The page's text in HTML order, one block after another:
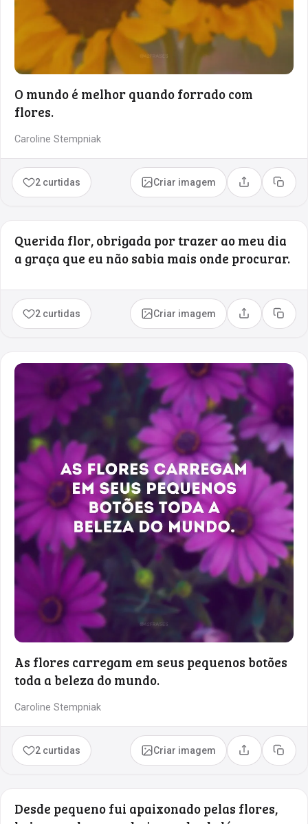
O mundo é melhor quando forrado com
flores.
Caroline Stempniak
2 curtidas Criar imagem Compartilhar
Copiar
Querida flor, obrigada por trazer ao meu dia
a graça que eu não sabia mais onde procurar.
2 curtidas Criar imagem Compartilhar
Copiar
As flores carregam em seus pequenos botões
toda a beleza do mundo.
Caroline Stempniak
2 curtidas Criar imagem Compartilhar
Copiar
Desde pequeno fui apaixonado pelas flores,